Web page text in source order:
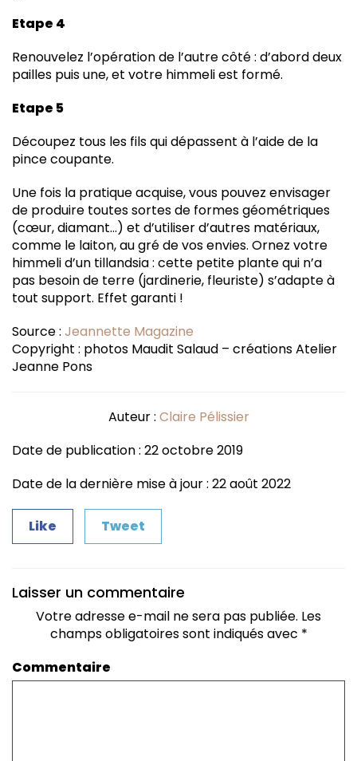
Etape 4
Renouvelez l’opération de l’autre côté : d’abord deux
pailles puis une, et votre himmeli est formé.
Etape 5
Découpez tous les fils qui dépassent à l’aide de la
pince coupante.
Une fois la pratique acquise, vous pouvez envisager
de produire toutes sortes de formes géométriques
(cœur, diamant…) et d’utiliser d’autres matériaux,
comme le laiton, au gré de vos envies. Ornez votre
himmeli d’un tillandsia : cette petite plante qui n’a
pas besoin de terre (jardinerie, fleuriste) s’adapte à
tout support. Effet garanti !
Source : Jeannette Magazine
Copyright : photos Maudit Salaud – créations Atelier
Jeanne Pons
Auteur : Claire Pélissier
Date de publication : 22 octobre 2019
Date de la dernière mise à jour : 22 août 2022
Like Tweet
Laisser un commentaire
Votre adresse e-mail ne sera pas publiée. Les
champs obligatoires sont indiqués avec *
Commentaire